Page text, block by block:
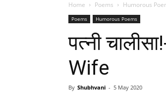
Home Poems Humorous
Poems Humorous Poems
पत्नी
Wife
By Shubhvani - 5 May 2020